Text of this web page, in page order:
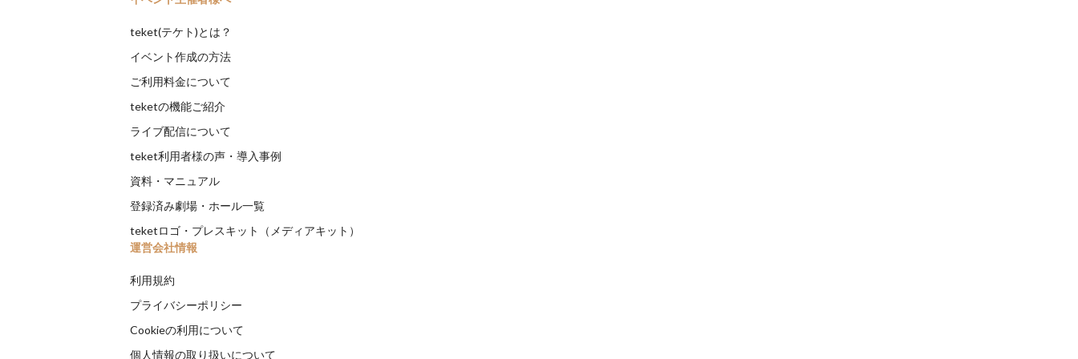
teket(テケト)とは？
イベント作成の方法
ご利用料金について
teketの機能ご紹介
ライブ配信について
teket利用者様の声・導入事例
資料・マニュアル
登録済み劇場・ホール一覧
teketロゴ・プレスキット（メディアキット）
運営会社情報
利用規約
プライバシーポリシー
Cookieの利用について
個人情報の取り扱いについて